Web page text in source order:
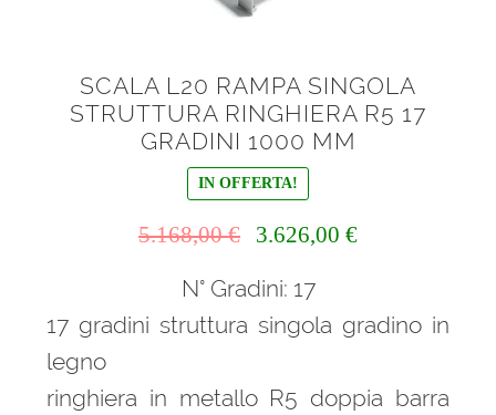
SCALA L20 RAMPA SINGOLA
STRUTTURA RINGHIERA R5 17
GRADINI 1000 MM
IN OFFERTA!
5.168,00€
originale
5.168,00 €.
3.626,00 €Il
3.626,00 €.
N° Gradini: 17
17 gradini struttura singola gradino in
legno
ringhiera in metallo R5 doppia barra